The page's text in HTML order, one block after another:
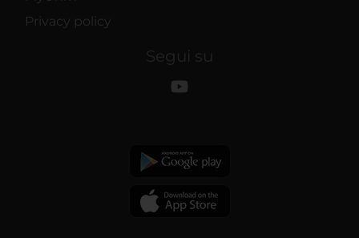
Privacy policy
Segui su